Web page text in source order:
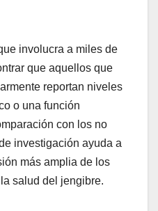
involucra a miles de
que aquellos que
reportan niveles
o una función
con los no
investigación ayuda a
más amplia de los
salud del jengibre.